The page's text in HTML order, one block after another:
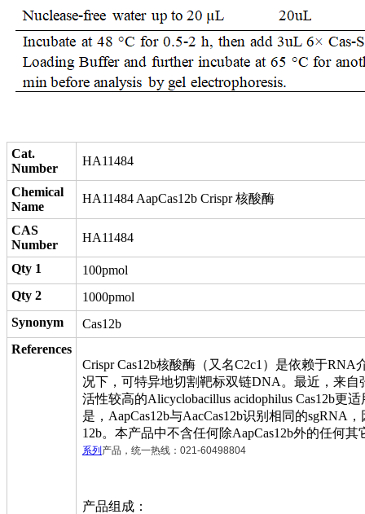
Cat.
Number
HA11484
Chemical
Name
HA11484 AapCas12b Crispr 核酸酶
CAS
Number
HA11484
Qty 1
100pmol
Qty 2
1000pmol
Synonym
Cas12b
References
Crispr Cas12b核酸酶（又名C2c1）是依赖于
况下，可特异地切割靶标双链DNA。最近，来
活性较高的Alicyclobacillus acidophilus Cas12b更
是，AapCas12b与AacCas12b识别相同的sgRNA
12b。本产品中不含任何除AapCas12b外的任何
系列 产品，统一热线：021-60498804
产品组成：